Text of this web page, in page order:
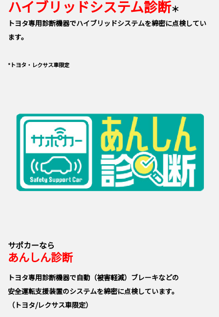
ハイブリッドシステム診断＊
トヨタ専用診断機器でハイブリッドシステムを綿密に点検してい
ます。
*トヨタ・レクサス車限定
サポカーなら
あんしん診断
トヨタ専用診断機器で自動（被害軽減）ブレーキなどの
安全運転支援装置のシステムを綿密に点検しています。
（トヨタ/レクサス車限定）